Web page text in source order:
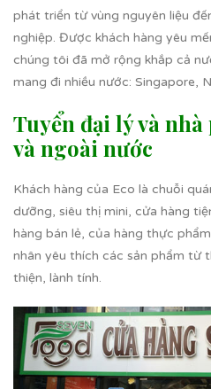
phát triển từ vùng nguyên liệu
nghiệp. Được khách hàng yêu
chúng tôi đã mở rộng khắp cả
mang đi nhiều nước: Singapore,
Tuyển đại lý và
và ngoài nước
Khách hàng của Eco là chuỗi
dưỡng, siêu thị mini, cửa hàng
hàng bán lẻ, của hàng thực
nhân yêu thích các sản phẩm từ
thiện, lành tính.